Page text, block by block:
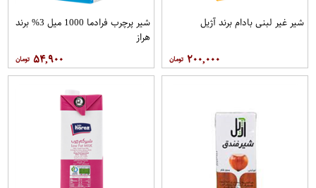
شیر غیر لبنی بادام برند آژیل
۲۰۰,۰۰۰
شیر پرچرب فرادما 1000 میل 3% برند
هراز
۵۴,۹۰۰